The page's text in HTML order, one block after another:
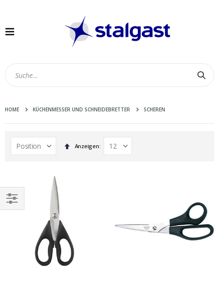
Navigation
HOME KÜCHENMESSER UND SCHNEIDEBRETTER SCHEREN
In
absteigender
Anzeigen
EINKAUFEN